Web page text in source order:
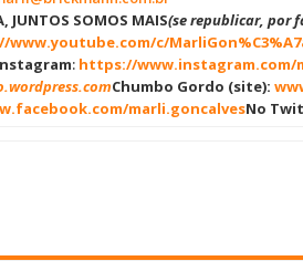
JUNTOS SOMOS MAIS(se republicar, por
c/
: https://www.instagram.com/
Chumbo Gordo (site):
marli.goncalvesNo